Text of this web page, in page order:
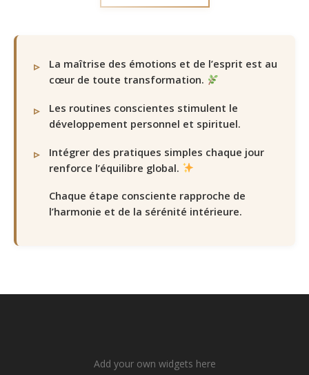
La maîtrise des émotions et de l’esprit est au
cœur de toute transformation.
Les routines conscientes stimulent le
développement personnel et spirituel.
Intégrer des pratiques simples chaque jour
renforce l’équilibre global.
Chaque étape consciente rapproche de
l’harmonie et de la sérénité intérieure.
Add your own widgets here